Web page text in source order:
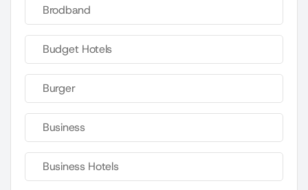
Brodband
Budget Hotels
Burger
Business
Business Hotels